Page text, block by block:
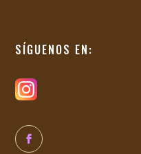
SÍGUENOS EN: